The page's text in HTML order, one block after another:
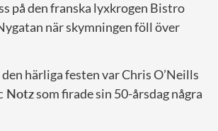
på den franska lyxkrogen Bistro
när skymningen föll över
härliga festen var Chris O’Neills
Notzsom firade sin 50-årsdag några